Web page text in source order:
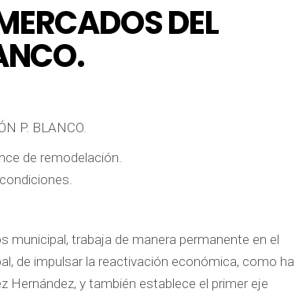
DEL
P. BLANCO.
de remodelación.
municipal, trabaja de manera permanente en el
de impulsar la reactivación económica, como ha
Hernández, y también establece el primer eje